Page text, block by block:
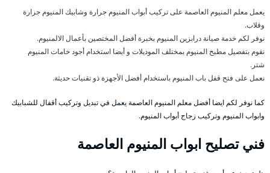
يعمل معلم المنيوم العاصمة على تركيب أبواب المنيوم جرارة وشابيك المنيوم جرارة
وقلاب.
نوفر لكم خدمة صيانة درابزين المنيوم بخبرة أفضل المختصين بأعمال الالمنيوم.
نقوم بتفصيل مطبخ المنيوم بمختلف الموديلات و أيضا استخدام أجود خامات المنيوم
شتر.
نعمل على فتح قفل باب المنيوم باستخدام أفضل الأجهزة ذو تقنيات حديثة.
كما نوفر لكم ايضا أفضل معلم المنيوم العاصمة يعمل في تبديل وتركيب أقفال للشبابيك
وابواب المنيوم وتركيب زجاج أبواب المنيوم.
فني تصليح ابواب المنيوم العاصمة